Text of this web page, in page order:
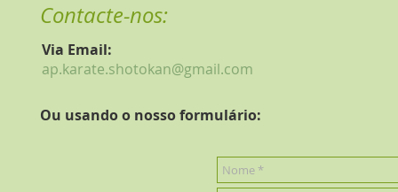
Contacte-nos:
Via Email:
ap.karate.shotokan@gmail.com
Ou usando o nosso formulário: